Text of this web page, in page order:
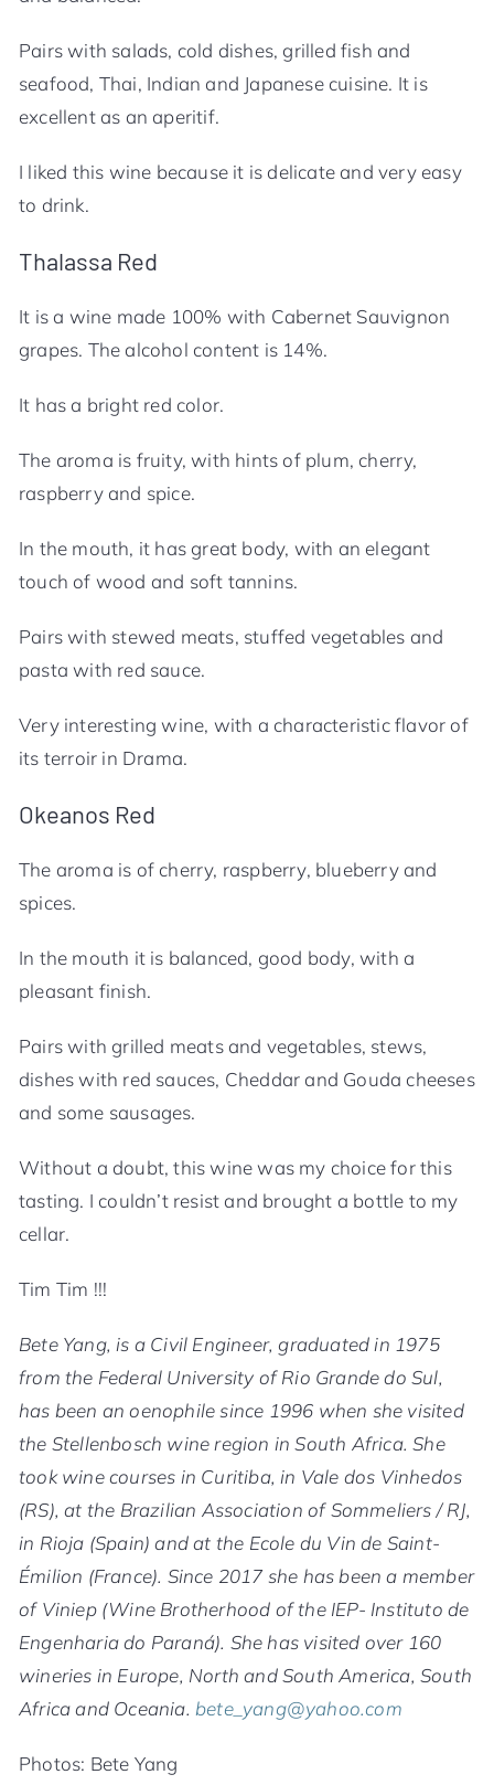
Pairs with salads, cold dishes, grilled fish and
seafood, Thai, Indian and Japanese cuisine. It is
excellent as an aperitif.
I liked this wine because it is delicate and very easy
to drink.
Thalassa Red
It is a wine made 100% with Cabernet Sauvignon
grapes. The alcohol content is 14%.
It has a bright red color.
The aroma is fruity, with hints of plum, cherry,
raspberry and spice.
In the mouth, it has great body, with an elegant
touch of wood and soft tannins.
Pairs with stewed meats, stuffed vegetables and
pasta with red sauce.
Very interesting wine, with a characteristic flavor of
its terroir in Drama.
Okeanos Red
The aroma is of cherry, raspberry, blueberry and
spices.
In the mouth it is balanced, good body, with a
pleasant finish.
Pairs with grilled meats and vegetables, stews,
dishes with red sauces, Cheddar and Gouda cheeses
and some sausages.
Without a doubt, this wine was my choice for this
tasting. I couldn’t resist and brought a bottle to my
cellar.
Tim Tim !!!
Bete Yang, is a Civil Engineer, graduated in 1975
from the Federal University of Rio Grande do Sul,
has been an oenophile since 1996 when she visited
the Stellenbosch wine region in South Africa. She
took wine courses in Curitiba, in Vale dos Vinhedos
(RS), at the Brazilian Association of Sommeliers / RJ,
in Rioja (Spain) and at the Ecole du Vin de Saint-
Émilion (France). Since 2017 she has been a member
of Viniep (Wine Brotherhood of the IEP- Instituto de
Engenharia do Paraná). She has visited over 160
wineries in Europe, North and South America, South
Africa and Oceania. bete_yang@yahoo.com
Photos: Bete Yang